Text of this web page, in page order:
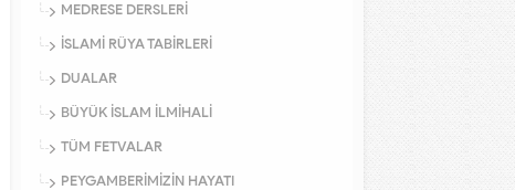
MEDRESE DERSLERİ
İSLAMİ RÜYA TABİRLERİ
DUALAR
BÜYÜK İSLAM İLMİHALİ
TÜM FETVALAR
PEYGAMBERİMİZİN HAYATI